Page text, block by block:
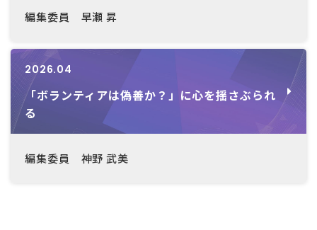
編集委員 早瀬 昇
2026.04
「ボランティアは偽善か？」に心を揺さぶられ
る
編集委員 神野 武美